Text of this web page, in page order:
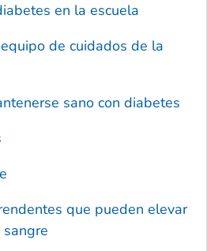
en la escuela
de cuidados de la
sano con diabetes
que pueden elevar